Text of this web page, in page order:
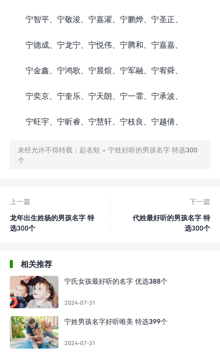
宁智平、宁敬浚、宁嘉濯、宁鹏烨、宁圣正、
宁德成、宁龙宁、宁悦伟、宁腾和、宁嘉嘉、
宁金鑫、宁鸿歌、宁晨煊、宁军融、宁宥舜、
宁奕京、宁奎乐、宁天朗、宁一霏、宁承波、
宁旺宇、宁昕睿、宁慧轩、宁枝良、宁越倩、
未经允许不得转载： 起名蛙 » 宁姓好听的男孩名字 特选300
个
上一篇
龙年出生姓杨的男孩名字 特
选300个
下一篇
代姓最好听的男孩名字 特
选300个
相关推荐
宁氏女孩最好听的名字 优选388个
2024-07-31
宁姓男孩名字好听唯美 特选399个
2024-07-31